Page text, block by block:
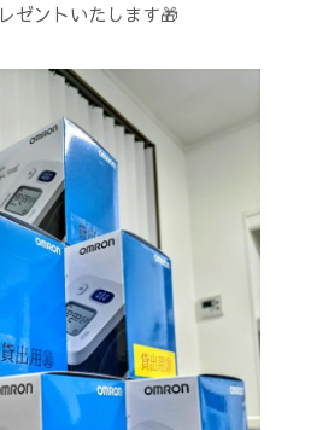
ゼントいたします🎁